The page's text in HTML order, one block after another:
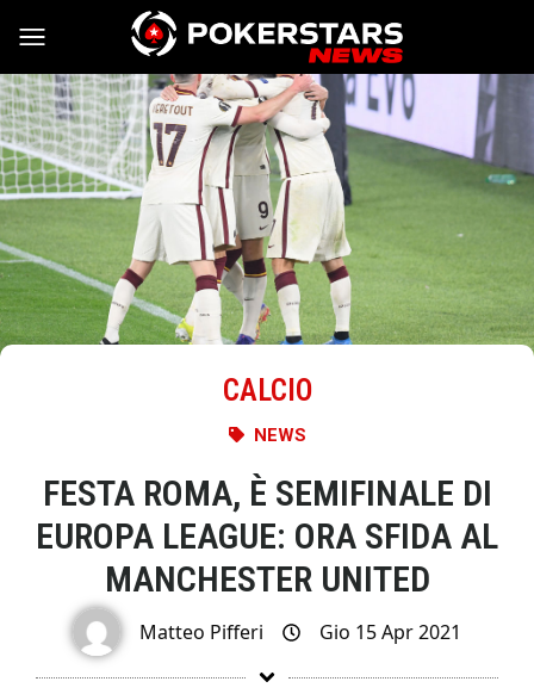
Vai al contenuto
CALCIO
NEWS
FESTA ROMA, È SEMIFINALE DI
EUROPA LEAGUE: ORA SFIDA AL
MANCHESTER UNITED
Matteo Pifferi Gio 15 Apr 2021